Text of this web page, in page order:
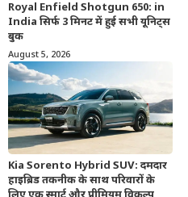
Royal Enfield Shotgun 650: in
India सिर्फ 3 मिनट में हुई सभी यूनिट्स
बुक
August 5, 2026
Kia Sorento Hybrid SUV: दमदार
हाइब्रिड तकनीक के साथ परिवारों के